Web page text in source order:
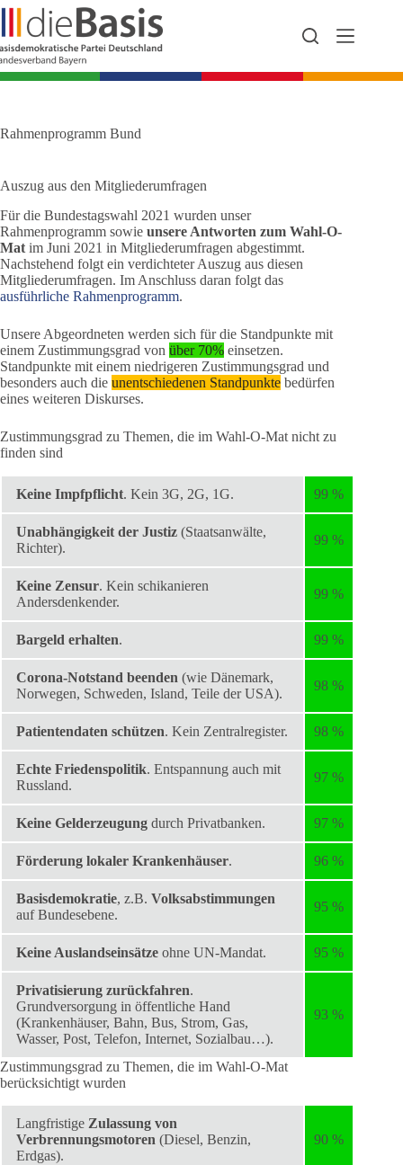
Zum
Inhalt
springen
Rahmenprogramm Bund
Auszug aus den Mitgliederumfragen
Für die Bundestagswahl 2021 wurden unser
Rahmenprogramm sowie unsere Antworten zum Wahl-O-
Mat im Juni 2021 in Mitgliederumfragen abgestimmt.
Nachstehend folgt ein verdichteter Auszug aus diesen
Mitgliederumfragen. Im Anschluss daran folgt das
ausführliche Rahmenprogramm.
Unsere Abgeordneten werden sich für die Standpunkte mit
einem Zustimmungsgrad von über 70% einsetzen.
Standpunkte mit einem niedrigeren Zustimmungsgrad und
besonders auch die unentschiedenen Standpunkte bedürfen
eines weiteren Diskurses.
Zustimmungsgrad zu Themen, die im Wahl-O-Mat nicht zu
finden sind
Keine Impfpflicht. Kein 3G, 2G, 1G. 99 %
Unabhängigkeit der Justiz (Staatsanwälte,
Richter).
99 %
Keine Zensur. Kein schikanieren
Andersdenkender.
99 %
Bargeld erhalten. 99 %
Corona-Notstand beenden (wie Dänemark,
Norwegen, Schweden, Island, Teile der USA).
98 %
Patientendaten schützen. Kein Zentralregister. 98 %
Echte Friedenspolitik. Entspannung auch mit
Russland.
97 %
Keine Gelderzeugung durch Privatbanken. 97 %
Förderung lokaler Krankenhäuser. 96 %
Basisdemokratie, z.B. Volksabstimmungen
auf Bundesebene.
95 %
Keine Auslandseinsätze ohne UN-Mandat. 95 %
Privatisierung zurückfahren.
Grundversorgung in öffentliche Hand
(Krankenhäuser, Bahn, Bus, Strom, Gas,
Wasser, Post, Telefon, Internet, Sozialbau…).
93 %
Zustimmungsgrad zu Themen, die im Wahl-O-Mat
berücksichtigt wurden
Langfristige Zulassung von
Verbrennungsmotoren (Diesel, Benzin,
Erdgas).
90 %